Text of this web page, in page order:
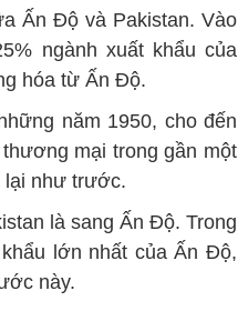
Ấn Độ và Pakistan. Vào
ngành xuất khẩu của
hóa từ Ấn Độ.
năm 1950, cho đến
mại trong gần một
lại như trước.
là sang Ấn Độ. Trong
lớn nhất của Ấn Độ,
này.